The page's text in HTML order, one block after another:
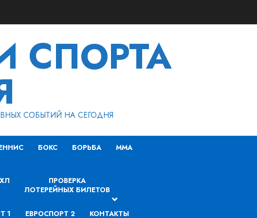
СПОРТА
СОБЫТИЙ НА СЕГОДНЯ
БОКС БОРЬБА MMA
ПРОВЕРКА
ЛОТЕРЕЙНЫХ БИЛЕТОВ
1 ЕВРОСПОРТ 2 КОНТАКТЫ